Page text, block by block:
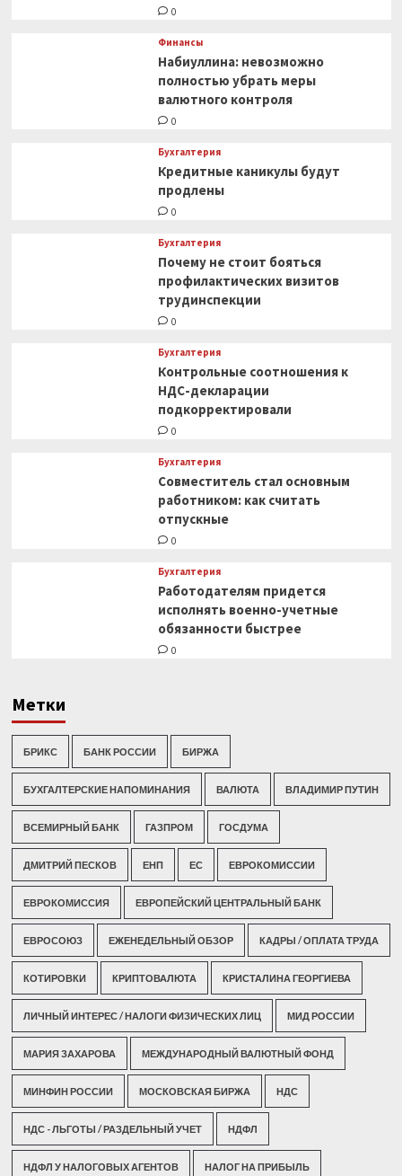
0
Финансы
Набиуллина: невозможно
полностью убрать меры
валютного контроля
0
Бухгалтерия
Кредитные каникулы будут
продлены
0
Бухгалтерия
Почему не стоит бояться
профилактических визитов
трудинспекции
0
Бухгалтерия
Контрольные соотношения к
НДС-декларации
подкорректировали
0
Бухгалтерия
Совместитель стал основным
работником: как считать
отпускные
0
Бухгалтерия
Работодателям придется
исполнять военно-учетные
обязанности быстрее
0
Метки
БРИКС БАНК РОССИИ БИРЖА
БУХГАЛТЕРСКИЕ НАПОМИНАНИЯ ВАЛЮТА ВЛАДИМИР ПУТИН
ВСЕМИРНЫЙ БАНК ГАЗПРОМ ГОСДУМА
ДМИТРИЙ ПЕСКОВ ЕНП ЕС ЕВРОКОМИССИИ
ЕВРОКОМИССИЯ ЕВРОПЕЙСКИЙ ЦЕНТРАЛЬНЫЙ БАНК
ЕВРОСОЮЗ ЕЖЕНЕДЕЛЬНЫЙ ОБЗОР КАДРЫ / ОПЛАТА ТРУДА
КОТИРОВКИ КРИПТОВАЛЮТА КРИСТАЛИНА ГЕОРГИЕВА
ЛИЧНЫЙ ИНТЕРЕС / НАЛОГИ ФИЗИЧЕСКИХ ЛИЦ МИД РОССИИ
МАРИЯ ЗАХАРОВА МЕЖДУНАРОДНЫЙ ВАЛЮТНЫЙ ФОНД
МИНФИН РОССИИ МОСКОВСКАЯ БИРЖА НДС
НДС - ЛЬГОТЫ / РАЗДЕЛЬНЫЙ УЧЕТ НДФЛ
НДФЛ У НАЛОГОВЫХ АГЕНТОВ НАЛОГ НА ПРИБЫЛЬ